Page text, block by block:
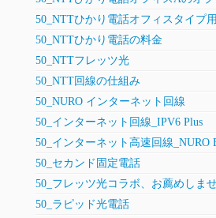
50_NTTひかり電話オフィスタイプ
50_NTTひかり電話の料金
50_NTTフレッツ光
50_NTT回線の仕組み
50_NURO インターネット回線
50_インターネット回線_IPV6 Plus
50_インターネット高速回線_NURO
50_セカンド固定電話
50_フレッツ光コラボ、お薦めしま
50_ラピッド光電話